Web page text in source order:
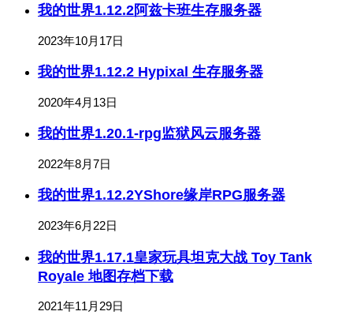
我的世界1.12.2阿兹卡班生存服务器
2023年10月17日
我的世界1.12.2 Hypixal 生存服务器
2020年4月13日
我的世界1.20.1-rpg监狱风云服务器
2022年8月7日
我的世界1.12.2YShore缘岸RPG服务器
2023年6月22日
我的世界1.17.1皇家玩具坦克大战 Toy Tank
Royale 地图存档下载
2021年11月29日